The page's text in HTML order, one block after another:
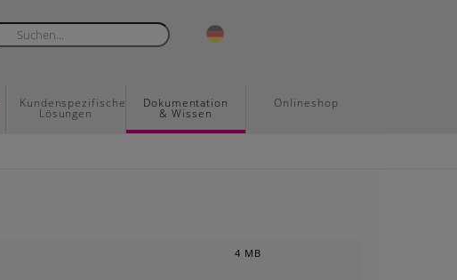
Kundenspezifische
Lösungen
Dokumentation
& Wissen
Onlineshop
4 MB